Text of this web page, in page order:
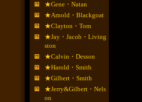
★Gene・Natan
★Arnold・Blackgoat
★Clayton・Tom
★Jay・Jacob・Living
ston
★Calvin・Desson
★Harold・Smith
★Gilbert・Smith
★Jerry&Gilbert・Nels
on